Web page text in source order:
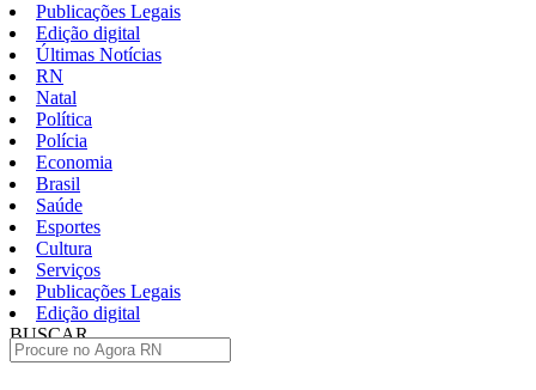
Publicações Legais
Edição digital
Últimas Notícias
RN
Natal
Política
Polícia
Economia
Brasil
Saúde
Esportes
Cultura
Serviços
Publicações Legais
Edição digital
BUSCAR